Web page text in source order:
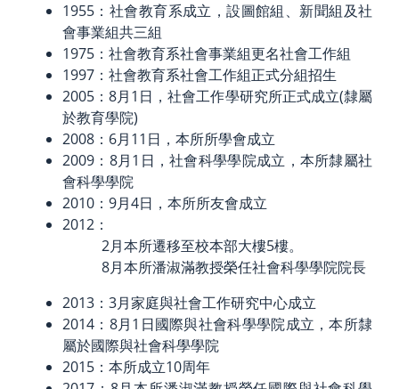
1955：社會教育系成立，設圖館組、新聞組及社
會事業組共三組
1975：社會教育系社會事業組更名社會工作組
1997：社會教育系社會工作組正式分組招生
2005：8月1日，社會工作學研究所正式成立(隸屬
於教育學院)
2008：6月11日，本所所學會成立
2009：8月1日，社會科學學院成立，本所隸屬社
會科學學院
2010：9月4日，本所所友會成立
2012：
2月本所遷移至校本部大樓5樓。
8月本所潘淑滿教授榮任社會科學學院院長
2013：3月家庭與社會工作研究中心成立
2014：8月1日國際與社會科學學院成立，本所隸
屬於國際與社會科學學院
2015：本所成立10周年